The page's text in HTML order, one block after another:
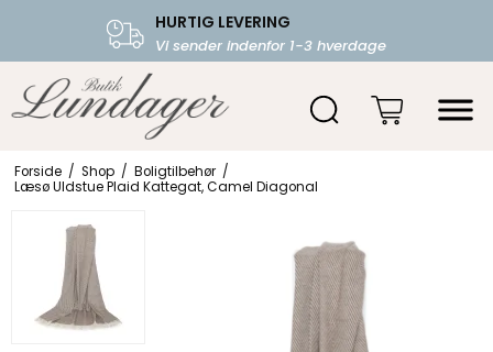
HURTIG LEVERING
Vi sender indenfor 1-3 hverdage
FRI FRAGT OVER 599.-
Starter fra 39,-
Forside / Shop / Boligtilbehør /
Læsø Uldstue Plaid Kattegat, Camel Diagonal